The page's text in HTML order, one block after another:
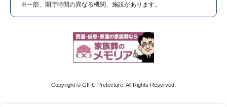
※一部、開庁時間の異なる機関、施設があります。
Copyright © GIFU Prefecture. All Rights Reserved.